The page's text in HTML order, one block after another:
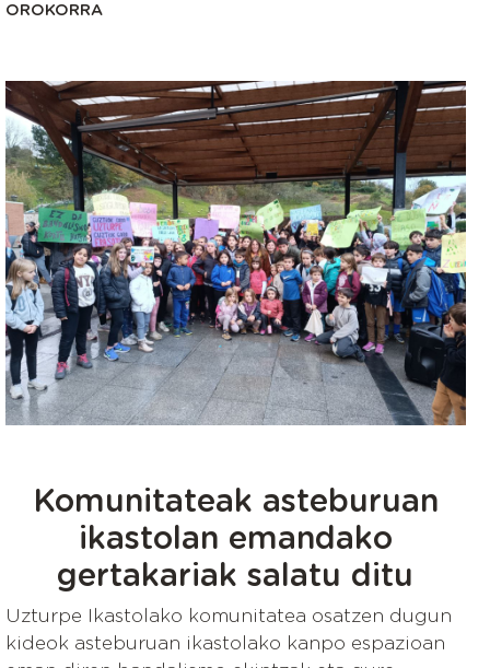
OROKORRA
Irudia
Komunitateak asteburuan
ikastolan emandako
gertakariak salatu ditu
Uzturpe Ikastolako komunitatea osatzen dugun
kideok asteburuan ikastolako kanpo espazioan